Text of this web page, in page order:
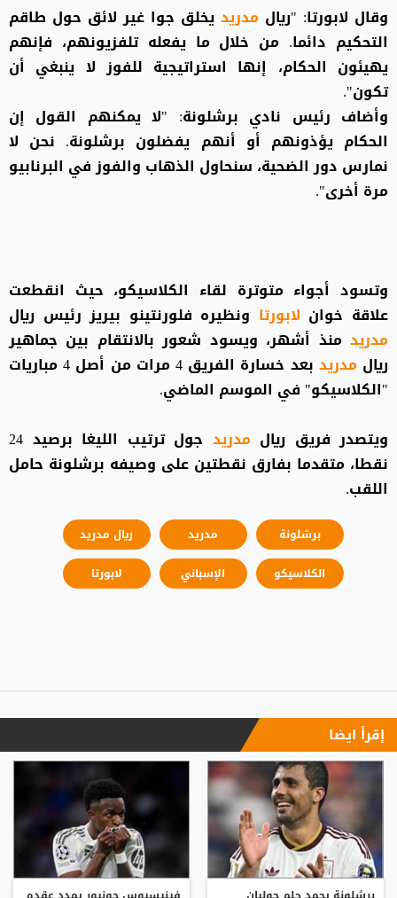
وقال لابورتا: "ريال مدريد يخلق جوا غير لائق حول طاقم
التحكيم دائما. من خلال ما يفعله تلفزيونهم، فإنهم
يهيئون الحكام، إنها استراتيجية للفوز لا ينبغي أن
تكون".
وأضاف رئيس نادي برشلونة: "لا يمكنهم القول إن
الحكام يؤذونهم أو أنهم يفضلون برشلونة. نحن لا
نمارس دور الضحية، سنحاول الذهاب والفوز في البرنابيو
مرة أخرى".
وتسود أجواء متوترة لقاء الكلاسيكو، حيث انقطعت
علاقة خوان لابورتا ونظيره فلورنتينو بيريز رئيس ريال
مدريدمنذ أشهر، ويسود شعور بالانتقام بين جماهير
ريال مدريد
بعد خسارة الفريق 4 مرات من أصل 4 مباريات
"الكلاسيكو" في الموسم الماضي.
ويتصدر فريق ريال مدريد
جول ترتيب الليغا برصيد 24
نقطا، متقدما بفارق نقطتين على وصيفه برشلونة حامل
اللقب.
برشلونة مدريد
ريال مدريد
الكلاسيكو
الإسباني لابورتا
إقرأ ايضا